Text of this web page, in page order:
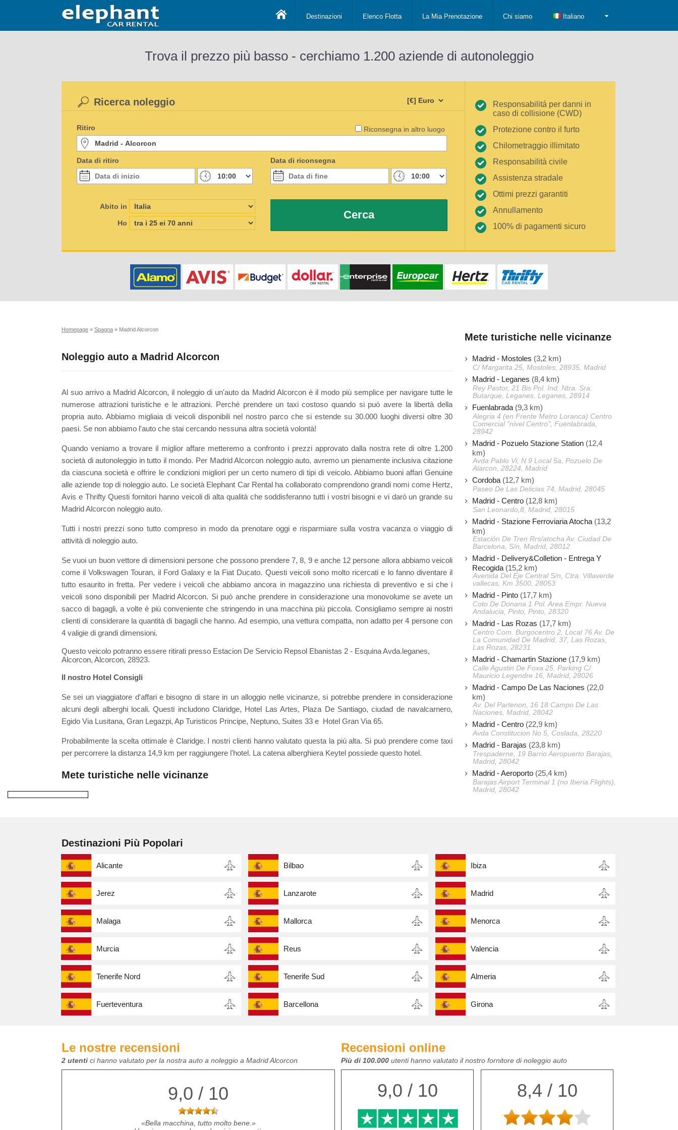
Destinazioni Elenco Flotta La Mia Prenotazione Chi siamo Italiano
Trova il prezzo più basso - cerchiamo 1.200 aziende di autonoleggio
Riconsegna in altro luogo
Ricerca noleggio
Ritiro
Data di ritiro Data di riconsegna
Abito in
Ho
Cerca
Responsabilitá per danni in
caso di collisione (CWD)
Protezione contro il furto
Chilometraggio illimitato
Responsabilità civile
Assistenza stradale
Ottimi prezzi garantiti
Annullamento
100% di pagamenti sicuro
Homepage » Spagna » Madrid Alcorcon
Noleggio auto a Madrid Alcorcon
Al suo arrivo a Madrid Alcorcon, il noleggio di un'auto da Madrid Alcorcon è il modo più semplice per navigare tutte le
numerose attrazioni turistiche e le attrazioni. Perché prendere un taxi costoso quando si può avere la libertà della
propria auto. Abbiamo migliaia di veicoli disponibili nel nostro parco che si estende su 30.000 luoghi diversi oltre 30
paesi. Se non abbiamo l'auto che stai cercando nessuna altra società volontà!
Quando veniamo a trovare il miglior affare metteremo a confronto i prezzi approvato dalla nostra rete di oltre 1.200
società di autonoleggio in tutto il mondo. Per Madrid Alcorcon noleggio auto, avremo un pienamente inclusiva citazione
da ciascuna società e offrire le condizioni migliori per un certo numero di tipi di veicolo. Abbiamo buoni affari Genuine
alle aziende top di noleggio auto. Le società Elephant Car Rental ha collaborato comprendono grandi nomi come Hertz,
Avis e Thrifty Questi fornitori hanno veicoli di alta qualità che soddisferanno tutti i vostri bisogni e vi darò un grande su
Madrid Alcorcon noleggio auto.
Tutti i nostri prezzi sono tutto compreso in modo da prenotare oggi e risparmiare sulla vostra vacanza o viaggio di
attività di noleggio auto.
Se vuoi un buon vettore di dimensioni persone che possono prendere 7, 8, 9 e anche 12 persone allora abbiamo veicoli
come il Volkswagen Touran, il Ford Galaxy e la Fiat Ducato. Questi veicoli sono molto ricercati e lo fanno diventare il
tutto esaurito in fretta. Per vedere i veicoli che abbiamo ancora in magazzino una richiesta di preventivo e si che i
veicoli sono disponibili per Madrid Alcorcon. Si può anche prendere in considerazione una monovolume se avete un
sacco di bagagli, a volte è più conveniente che stringendo in una macchina più piccola. Consigliamo sempre ai nostri
clienti di considerare la quantità di bagagli che hanno. Ad esempio, una vettura compatta, non adatto per 4 persone con
4 valigie di grandi dimensioni.
Questo veicolo potranno essere ritirati presso Estacion De Servicio Repsol Ebanistas 2 - Esquina Avda.leganes,
Alcorcon, Alcorcon, 28923.
Il nostro Hotel Consigli
Se sei un viaggiatore d'affari e bisogno di stare in un alloggio nelle vicinanze, si potrebbe prendere in considerazione
alcuni degli alberghi locali. Questi includono Claridge, Hotel Las Artes, Plaza De Santiago, ciudad de navalcarnero,
Egido Via Lusitana, Gran Legazpi, Ap Turisticos Principe, Neptuno, Suites 33 e Hotel Gran Via 65.
Probabilmente la scelta ottimale è Claridge. I nostri clienti hanno valutato questa la più alta. Si può prendere come taxi
per percorrere la distanza 14,9 km per raggiungere l'hotel. La catena alberghiera Keytel possiede questo hotel.
Mete turistiche nelle vicinanze
Mete turistiche nelle vicinanze
Madrid - Mostoles (3,2 km)
C/ Margarita 25, Mostoles, 28935, Madrid
Madrid - Leganes (8,4 km)
Rey Pastor, 21 Bis Pol. Ind. Ntra. Sra.
Butarque, Leganes, Leganes, 28914
Fuenlabrada (9,3 km)
Alegria 4 (en Frente Metro Loranca) Centro
Comercial "nivel Centro", Fuenlabrada,
28942
Madrid - Pozuelo Stazione Station (12,4
km)
Avda Pablo Vi, N 9 Local 5a, Pozuelo De
Alarcon, 28224, Madrid
Cordoba (12,7 km)
Paseo De Las Delicias 74, Madrid, 28045
Madrid - Centro (12,8 km)
San Leonardo,8, Madrid, 28015
Madrid - Stazione Ferroviaria Atocha (13,2
km)
Estación De Tren Rrs/atocha Av. Ciudad De
Barcelona, S/n, Madrid, 28012
Madrid - Delivery&Colletion - Entrega Y
Recogida (15,2 km)
Avenida Del Eje Central S/n, Ctra. Villaverde
vallecas, Km 3500, 28053
Madrid - Pinto (17,7 km)
Coto De Donana 1 Pol. Area Empr. Nueva
Andalucia, Pinto, Pinto, 28320
Madrid - Las Rozas (17,7 km)
Centro Com. Burgocentro 2, Local 76 Av. De
La Comunidad De Madrid, 37, Las Rozas,
Las Rozas, 28231
Madrid - Chamartin Stazione (17,9 km)
Calle Agustin De Foxa 25, Parking C/
Mauricio Legendre 16, Madrid, 28026
Madrid - Campo De Las Naciones (22,0
km)
Av. Del Partenon, 16 18 Campo De Las
Naciones, Madrid, 28042
Madrid - Centro (22,9 km)
Avda Constitucion No 5, Coslada, 28220
Madrid - Barajas (23,8 km)
Trespaderne, 19 Barrio Aeropuerto Barajas,
Madrid, 28042
Madrid - Aeroporto (25,4 km)
Barajas Airport Terminal 1 (no Iberia Flights),
Madrid, 28042
Destinazioni Più Popolari
Alicante Bilbao Ibiza
Jerez Lanzarote Madrid
Malaga Mallorca Menorca
Murcia Reus Valencia
Tenerife Nord Tenerife Sud Almeria
Fuerteventura Barcellona Girona
Le nostre recensioni
2 utenti ci hanno valutato per la nostra auto a noleggio a Madrid Alcorcon
9,0 / 10
Bella macchina, tutto molto bene.
Recensioni online
Più di 100.000 utenti hanno valutato il nostro fornitore di noleggio auto
9,0 / 10 8,4 / 10